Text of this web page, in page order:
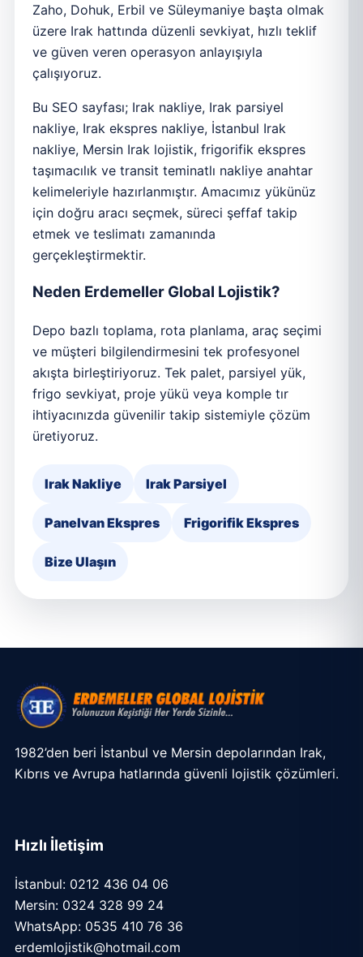
Zaho, Dohuk, Erbil ve Süleymaniye başta olmak
üzere Irak hattında düzenli sevkiyat, hızlı teklif
ve güven veren operasyon anlayışıyla
çalışıyoruz.
Bu SEO sayfası; Irak nakliye, Irak parsiyel
nakliye, Irak ekspres nakliye, İstanbul Irak
nakliye, Mersin Irak lojistik, frigorifik ekspres
taşımacılık ve transit teminatlı nakliye anahtar
kelimeleriyle hazırlanmıştır. Amacımız yükünüz
için doğru aracı seçmek, süreci şeffaf takip
etmek ve teslimatı zamanında
gerçekleştirmektir.
Neden Erdemeller Global Lojistik?
Depo bazlı toplama, rota planlama, araç seçimi
ve müşteri bilgilendirmesini tek profesyonel
akışta birleştiriyoruz. Tek palet, parsiyel yük,
frigo sevkiyat, proje yükü veya komple tır
ihtiyacınızda güvenilir takip sistemiyle çözüm
üretiyoruz.
Irak Nakliye Irak Parsiyel
Panelvan Ekspres Frigorifik Ekspres
Bize Ulaşın
1982’den beri İstanbul ve Mersin depolarından Irak,
Kıbrıs ve Avrupa hatlarında güvenli lojistik çözümleri.
Hızlı İletişim
İstanbul: 0212 436 04 06
Mersin: 0324 328 99 24
WhatsApp: 0535 410 76 36
erdemlojistik@hotmail.com